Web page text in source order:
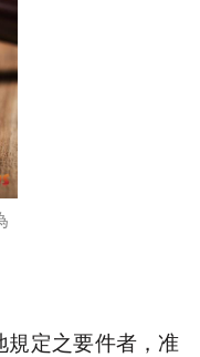
規定之要件者，准